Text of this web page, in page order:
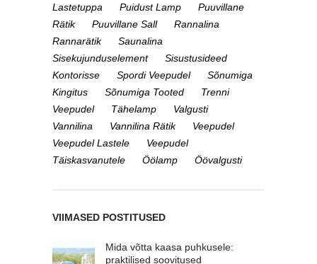
Lastetuppa
Puidust Lamp
Puuvillane
Rätik
Puuvillane Sall
Rannalina
Rannarätik
Saunalina
Sisekujunduselement
Sisustusideed
Kontorisse
Spordi Veepudel
Sõnumiga
Kingitus
Sõnumiga Tooted
Trenni
Veepudel
Tähelamp
Valgusti
Vannilina
Vannilina Rätik
Veepudel
Veepudel Lastele
Veepudel
Täiskasvanutele
Öölamp Öövalgusti
VIIMASED POSTITUSED
Mida võtta kaasa puhkusele:
praktilised soovitused